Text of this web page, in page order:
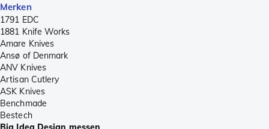
Merken
1791 EDC
1881 Knife Works
Amare Knives
Ansø of Denmark
ANV Knives
Artisan Cutlery
ASK Knives
Benchmade
Bestech